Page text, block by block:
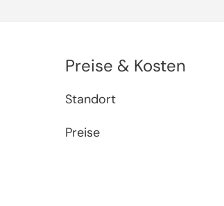
Preise & Kosten
Standort
Preise